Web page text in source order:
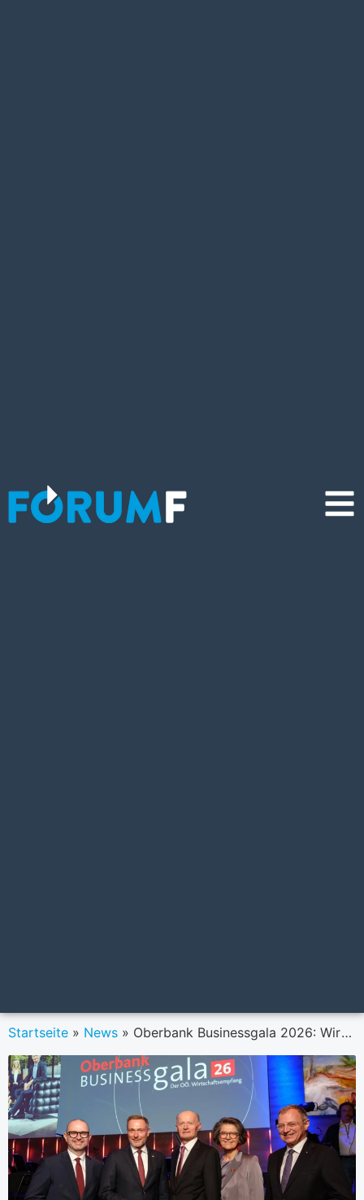
Startseite » News » Oberbank Businessgala 2026: Wirtschaftlicher Aufbruch im europäischen Kontext